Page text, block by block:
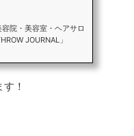
院・美容室・ヘアサロ
JOURNAL」
！